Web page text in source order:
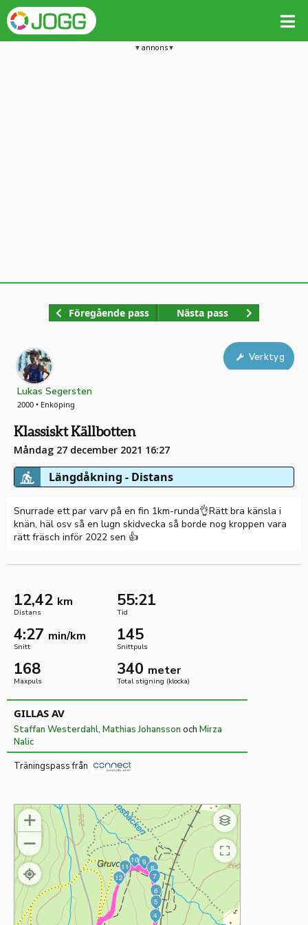
annons
Föregående pass Nästa pass
Lukas Segersten
2000 • Enköping
Klassiskt Källbotten
Måndag 27 december 2021 16:27
Längdåkning - Distans
Verktyg
Snurrade ett par varv på en fin 1km-runda👌Rätt bra känsla i
knän, häl osv så en lugn skidvecka så borde nog kroppen vara
rätt fräsch inför 2022 sen 👍
12,42 km
Distans
55:21
Tid
4:27 min/km
Snitt
145
Snittpuls
168
Maxpuls
340 meter
Total stigning (klocka)
GILLAS AV
Staffan Westerdahl, Mathias Johansson och Mirza
Nalic
Träningspass från
8
4
12
6
10
5
7
9
11
Visa
Avsluta